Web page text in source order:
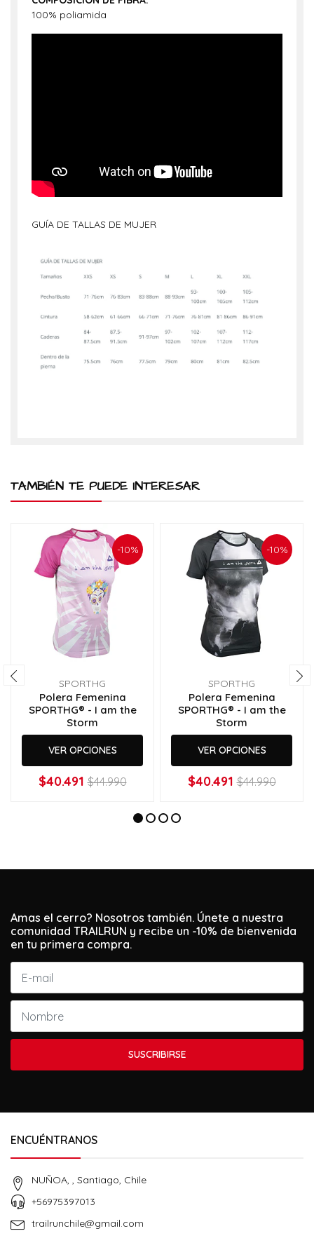
100% poliamida
GUÍA DE TALLAS DE MUJER
TAMBIÉN TE PUEDE INTERESAR
-10%
SPORTHG
Polera Femenina
SPORTHG® - I am the
Storm
VER OPCIONES
$40.491 $44.990
-10%
SPORTHG
Polera Femenina
SPORTHG® - I am the
Storm
VER OPCIONES
$40.491 $44.990
Amas el cerro? Nosotros también. Únete a nuestra
comunidad TRAILRUN y recibe un -10% de bienvenida
en tu primera compra.
SUSCRIBIRSE
ENCUÉNTRANOS
NUÑOA, , Santiago, Chile
+56975397013
trailrunchile@gmail.com